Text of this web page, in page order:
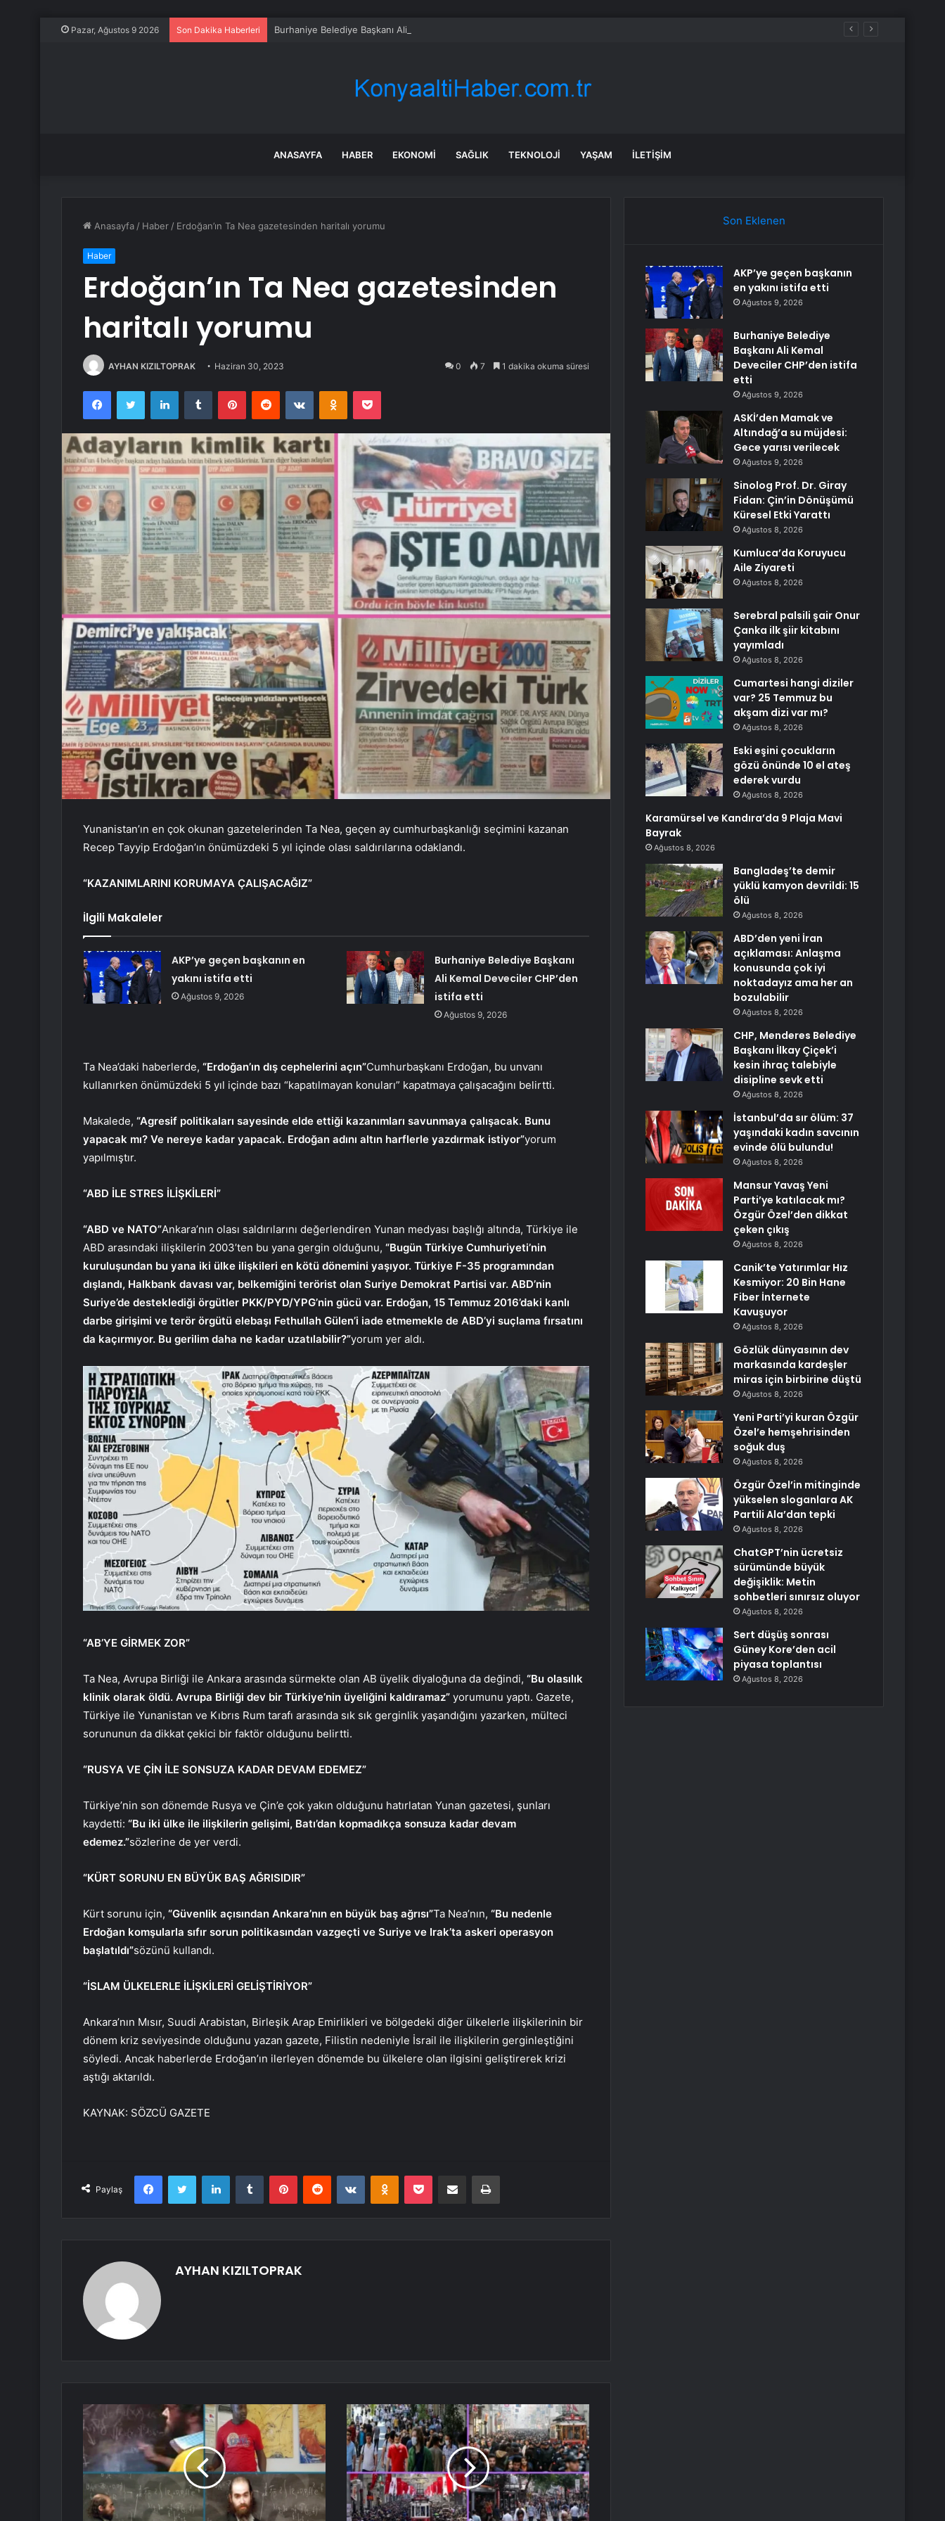
Pazar, Ağustos 9 2026 Son Dakika Haberleri Burhaniye Belediye Başkanı Ali Kemal Deveciler CHP’den istifa etti
ANASAYFA HABER EKONOMI SAĞLIK TEKNOLOJI YAŞAM İLETIŞIM
Anasayfa / Haber / Erdoğan’ın Ta Nea gazetesinden haritalı yorumu
Haber
Erdoğan’ın Ta Nea gazetesinden
haritalı yorumu
AYHAN KIZILTOPRAK Haziran 30, 2023 0 7 1 dakika okuma süresi
FacebookTwitter LinkedInTumblr PinterestReddit VKontakteOdnoklassniki
Pocket
Yunanistan’ın en çok okunan gazetelerinden Ta Nea, geçen ay cumhurbaşkanlığı seçimini kazanan
Recep Tayyip Erdoğan’ın önümüzdeki 5 yıl içinde olası saldırılarına odaklandı.
“KAZANIMLARINI KORUMAYA ÇALIŞACAĞIZ”
İlgili Makaleler
AKP’ye geçen başkanın en
yakını istifa etti
Ağustos 9, 2026
Burhaniye Belediye Başkanı
Ali Kemal Deveciler CHP’den
istifa etti
Ağustos 9, 2026
Ta Nea’daki haberlerde, “Erdoğan’ın dış cephelerini açın”Cumhurbaşkanı Erdoğan, bu unvanı
kullanırken önümüzdeki 5 yıl içinde bazı “kapatılmayan konuları” kapatmaya çalışacağını belirtti.
Makalede, “Agresif politikaları sayesinde elde ettiği kazanımları savunmaya çalışacak. Bunu
yapacak mı? Ve nereye kadar yapacak. Erdoğan adını altın harflerle yazdırmak istiyor”yorum
yapılmıştır.
“ABD İLE STRES İLİŞKİLERİ”
“ABD ve NATO”Ankara’nın olası saldırılarını değerlendiren Yunan medyası başlığı altında, Türkiye ile
ABD arasındaki ilişkilerin 2003’ten bu yana gergin olduğunu, “Bugün Türkiye Cumhuriyeti’nin
kuruluşundan bu yana iki ülke ilişkileri en kötü dönemini yaşıyor. Türkiye F-35 programından
dışlandı, Halkbank davası var, belkemiğini terörist olan Suriye Demokrat Partisi var. ABD’nin
Suriye’de desteklediği örgütler PKK/PYD/YPG’nin gücü var. Erdoğan, 15 Temmuz 2016’daki kanlı
darbe girişimi ve terör örgütü elebaşı Fethullah Gülen’i iade etmemekle de ABD’yi suçlama fırsatını
da kaçırmıyor. Bu gerilim daha ne kadar uzatılabilir?”yorum yer aldı.
“AB’YE GİRMEK ZOR”
Ta Nea, Avrupa Birliği ile Ankara arasında sürmekte olan AB üyelik diyaloğuna da değindi, “Bu olasılık
klinik olarak öldü. Avrupa Birliği dev bir Türkiye’nin üyeliğini kaldıramaz” yorumunu yaptı. Gazete,
Türkiye ile Yunanistan ve Kıbrıs Rum tarafı arasında sık sık gerginlik yaşandığını yazarken, mülteci
sorununun da dikkat çekici bir faktör olduğunu belirtti.
“RUSYA VE ÇİN İLE SONSUZA KADAR DEVAM EDEMEZ”
Türkiye’nin son dönemde Rusya ve Çin’e çok yakın olduğunu hatırlatan Yunan gazetesi, şunları
kaydetti: “Bu iki ülke ile ilişkilerin gelişimi, Batı’dan kopmadıkça sonsuza kadar devam
edemez.”sözlerine de yer verdi.
“KÜRT SORUNU EN BÜYÜK BAŞ AĞRISIDIR”
Kürt sorunu için, “Güvenlik açısından Ankara’nın en büyük baş ağrısı”Ta Nea’nın, “Bu nedenle
Erdoğan komşularla sıfır sorun politikasından vazgeçti ve Suriye ve Irak’ta askeri operasyon
başlatıldı”sözünü kullandı.
“İSLAM ÜLKELERLE İLİŞKİLERİ GELİŞTİRİYOR”
Ankara’nın Mısır, Suudi Arabistan, Birleşik Arap Emirlikleri ve bölgedeki diğer ülkelerle ilişkilerinin bir
dönem kriz seviyesinde olduğunu yazan gazete, Filistin nedeniyle İsrail ile ilişkilerin gerginleştiğini
söyledi. Ancak haberlerde Erdoğan’ın ilerleyen dönemde bu ülkelere olan ilgisini geliştirerek krizi
aştığı aktarıldı.
KAYNAK: SÖZCÜ GAZETE
Paylaş
FacebookTwitter LinkedInTumblr PinterestReddit VKontakteOdnoklassniki
Pocket E-Posta ile paylaş Yazdır
AYHAN KIZILTOPRAK
Son Eklenen
AKP’ye geçen başkanın
en yakını istifa etti
Ağustos 9, 2026
Burhaniye Belediye
Başkanı Ali Kemal
Deveciler CHP’den istifa
etti
Ağustos 9, 2026
ASKİ’den Mamak ve
Altındağ’a su müjdesi:
Gece yarısı verilecek
Ağustos 9, 2026
Sinolog Prof. Dr. Giray
Fidan: Çin’in Dönüşümü
Küresel Etki Yarattı
Ağustos 8, 2026
Kumluca’da Koruyucu
Aile Ziyareti
Ağustos 8, 2026
Serebral palsili şair Onur
Çanka ilk şiir kitabını
yayımladı
Ağustos 8, 2026
Cumartesi hangi diziler
var? 25 Temmuz bu
akşam dizi var mı?
Ağustos 8, 2026
Eski eşini çocukların
gözü önünde 10 el ateş
ederek vurdu
Ağustos 8, 2026
Karamürsel ve Kandıra’da 9 Plaja Mavi
Bayrak
Ağustos 8, 2026
Bangladeş’te demir
yüklü kamyon devrildi: 15
ölü
Ağustos 8, 2026
ABD’den yeni İran
açıklaması: Anlaşma
konusunda çok iyi
noktadayız ama her an
bozulabilir
Ağustos 8, 2026
CHP, Menderes Belediye
Başkanı İlkay Çiçek’i
kesin ihraç talebiyle
disipline sevk etti
Ağustos 8, 2026
İstanbul’da sır ölüm: 37
yaşındaki kadın savcının
evinde ölü bulundu!
Ağustos 8, 2026
Mansur Yavaş Yeni
Parti’ye katılacak mı?
Özgür Özel’den dikkat
çeken çıkış
Ağustos 8, 2026
Canik’te Yatırımlar Hız
Kesmiyor: 20 Bin Hane
Fiber İnternete
Kavuşuyor
Ağustos 8, 2026
Gözlük dünyasının dev
markasında kardeşler
miras için birbirine düştü
Ağustos 8, 2026
Yeni Parti’yi kuran Özgür
Özel’e hemşehrisinden
soğuk duş
Ağustos 8, 2026
Özgür Özel’in mitinginde
yükselen sloganlara AK
Partili Ala’dan tepki
Ağustos 8, 2026
ChatGPT’nin ücretsiz
sürümünde büyük
değişiklik: Metin
sohbetleri sınırsız oluyor
Ağustos 8, 2026
Sert düşüş sonrası
Güney Kore’den acil
piyasa toplantısı
Ağustos 8, 2026